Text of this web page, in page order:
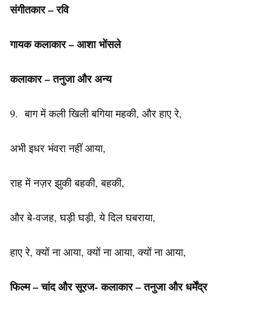
संगीतकार – रवि
गायक कलाकार – आशा भोंसले
कलाकार – तनुजा और अन्य
9. बाग में कली खिली बगिया महकी, और हाए रे,
अभी इधर भंवरा नहीं आया,
राह में नज़र झुकी बहकी, बहकी,
और बे-वजह, घड़ी घड़ी, ये दिल घबराया,
हाए रे, क्यों ना आया, क्यों ना आया, क्यों ना आया,
फिल्म – चांद और सूरज- कलाकार – तनुजा और धर्मेंद्र